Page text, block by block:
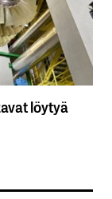
löytyä